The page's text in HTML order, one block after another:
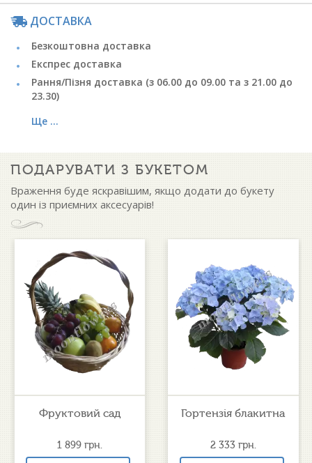
ДОСТАВКА
Безкоштовна доставка
Експрес доставка
Рання/Пізня доставка (з 06.00 до 09.00 та з 21.00 до
23.30)
Ще ...
ПОДАРУВАТИ З БУКЕТОМ
Враження буде яскравішим, якщо додати до букету
один із приємних аксесуарів!
Фруктовий сад
1 899 грн.
Гортензія блакитна
2 333 грн.